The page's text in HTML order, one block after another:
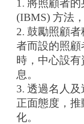
1. 將照顧者
(IBMS) 方法
2. 鼓勵照顧
者而設的照
時，中心設
息。
3. 透過名人
正面態度，
化。